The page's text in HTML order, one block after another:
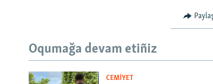
Oqumağa devam etiñiz
CEMİYET